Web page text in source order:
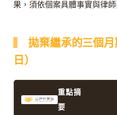
果，須依個案具體事實與律師
拋棄繼承的三個
日）
重點摘
要